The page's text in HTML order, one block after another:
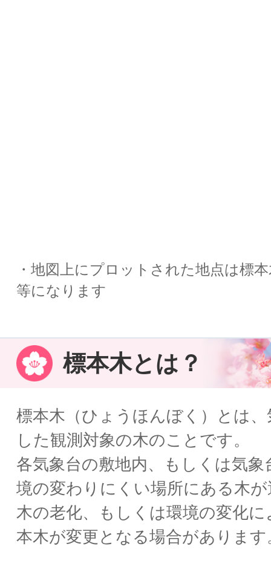
・地図上にプロットされた地点は標
等になります
標本木とは？
標本木（ひょうほんぼく）とは
した観測対象の木のことです。
各気象台の敷地内、もしくは気象
境の変わりにくい場所にある木
木の老化、もしくは環境の変化
本木が変更となる場合があります